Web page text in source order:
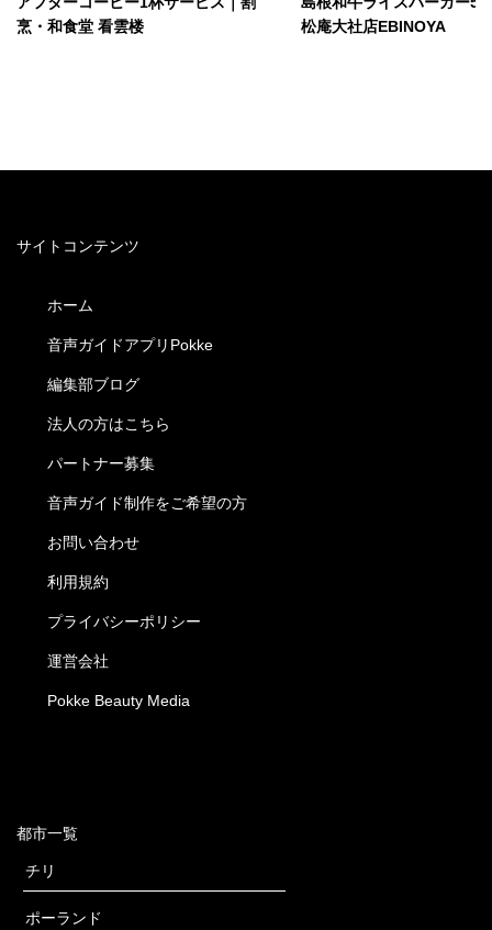
烹・和食堂 看雲楼
松庵大社店EBINOYA
サイトコンテンツ
ホーム
音声ガイドアプリPokke
編集部ブログ
法人の方はこちら
パートナー募集
音声ガイド制作をご希望の方
お問い合わせ
利用規約
プライバシーポリシー
運営会社
Pokke Beauty Media
都市一覧
チリ
ポーランド